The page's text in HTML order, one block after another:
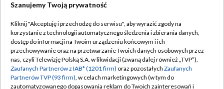
TVP
Abonament TVP
Emisja w TVP
Centrum informacji TVP
Regulamin TVP
Polityka prywatności
Moje zgody
Szanujemy Twoją prywatność
Kliknij "Akceptuję i przechodzę do serwisu", aby wyrazić zgody na
korzystanie z technologii automatycznego śledzenia i zbierania danych,
dostęp do informacji na Twoim urządzeniu końcowym i ich
przechowywanie oraz na przetwarzanie Twoich danych osobowych przez
nas, czyli Telewizję Polską S.A. w likwidacji (zwaną dalej również „TVP”),
Zaufanych Partnerów z IAB* (1201 firm) oraz pozostałych Zaufanych
Partnerów TVP (93 firm), w celach marketingowych (w tym do
zautomatyzowanego dopasowania reklam do Twoich zainteresowań i